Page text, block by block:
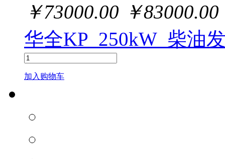
￥73000.00 ￥83000.00
华全KP_250kW_柴油
加入购物车